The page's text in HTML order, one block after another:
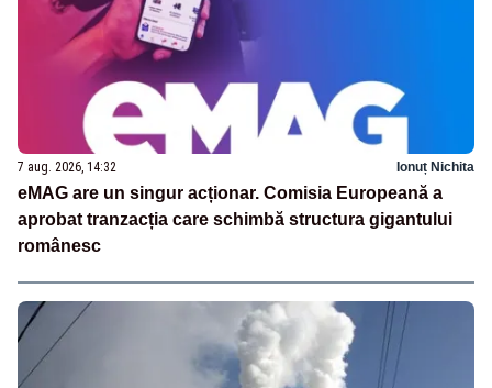
7 aug. 2026, 14:32 Ionuț Nichita
eMAG are un singur acționar. Comisia Europeană a
aprobat tranzacția care schimbă structura gigantului
românesc